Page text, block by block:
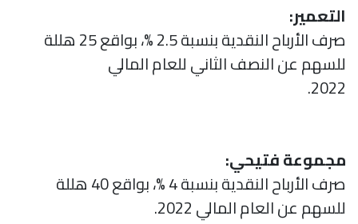
التعمير:
صرف الأرباح النقدية بنسبة 2.5 %، بواقع 25 هللة
للسهم عن النصف الثاني للعام المالي
2022.
مجموعة فتيحي:
صرف الأرباح النقدية بنسبة 4 %، بواقع 40 هللة
للسهم عن العام المالي 2022.